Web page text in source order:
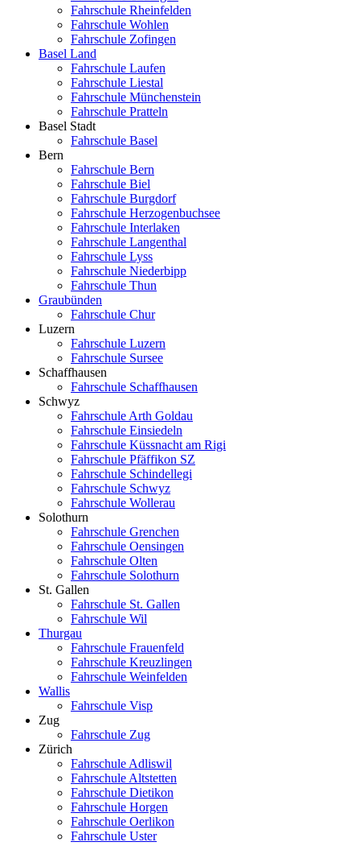
Fahrschule Rheinfelden
Fahrschule Wohlen
Fahrschule Zofingen
Basel Land
Fahrschule Laufen
Fahrschule Liestal
Fahrschule Münchenstein
Fahrschule Pratteln
Basel Stadt
Fahrschule Basel
Bern
Fahrschule Bern
Fahrschule Biel
Fahrschule Burgdorf
Fahrschule Herzogenbuchsee
Fahrschule Interlaken
Fahrschule Langenthal
Fahrschule Lyss
Fahrschule Niederbipp
Fahrschule Thun
Graubünden
Fahrschule Chur
Luzern
Fahrschule Luzern
Fahrschule Sursee
Schaffhausen
Fahrschule Schaffhausen
Schwyz
Fahrschule Arth Goldau
Fahrschule Einsiedeln
Fahrschule Küssnacht am Rigi
Fahrschule Pfäffikon SZ
Fahrschule Schindellegi
Fahrschule Schwyz
Fahrschule Wollerau
Solothurn
Fahrschule Grenchen
Fahrschule Oensingen
Fahrschule Olten
Fahrschule Solothurn
St. Gallen
Fahrschule St. Gallen
Fahrschule Wil
Thurgau
Fahrschule Frauenfeld
Fahrschule Kreuzlingen
Fahrschule Weinfelden
Wallis
Fahrschule Visp
Zug
Fahrschule Zug
Zürich
Fahrschule Adliswil
Fahrschule Altstetten
Fahrschule Dietikon
Fahrschule Horgen
Fahrschule Oerlikon
Fahrschule Uster